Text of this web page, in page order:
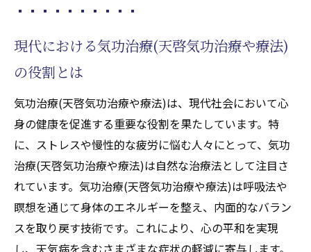
現代における気功治療(天啓気功治療や療法)
の役割とは
気功治療(天啓気功治療や療法)は、現代社会において心
身の健康を促進する重要な役割を果たしています。特
に、ストレスや慢性的な疲労に悩む人々にとって、気功
治療(天啓気功治療や療法)は自然な治療法として注目さ
れています。気功治療(天啓気功治療や療法)は呼吸法や
瞑想を通じて身体のエネルギーを整え、内面的なバラン
スを取り戻す技術です。これにより、心の平和を実現
し、天気病を含むさまざまな症状の軽減に寄与します。